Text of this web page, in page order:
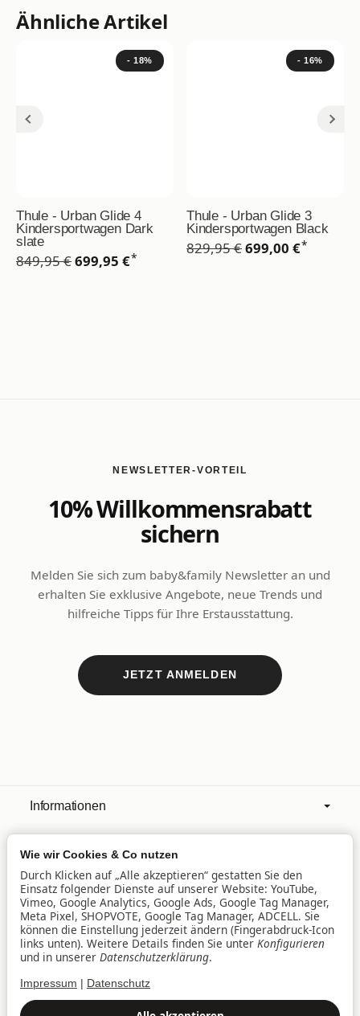
Ähnliche Artikel
- 18%
Thule - Urban Glide 4
Kindersportwagen Dark
slate
849,95 €699,95 €*
- 16%
Thule - Urban Glide 3
Kindersportwagen Black
829,95 €699,00 €*
NEWSLETTER-VORTEIL
10% Willkommensrabatt
sichern
Melden Sie sich zum baby&family Newsletter an und
erhalten Sie exklusive Angebote, neue Trends und
hilfreiche Tipps für Ihre Erstausstattung.
JETZT ANMELDEN
Informationen
Mehr über
Filialen
Lieferservice
Wie wir Cookies & Co nutzen
Durch Klicken auf „Alle akzeptieren“ gestatten Sie den
Einsatz folgender Dienste auf unserer Website: YouTube,
Vimeo, Google Analytics, Google Ads, Google Tag Manager,
Meta Pixel, SHOPVOTE, Google Tag Manager, ADCELL. Sie
können die Einstellung jederzeit ändern (Fingerabdruck-Icon
links unten). Weitere Details finden Sie unter Konfigurieren
und in unserer Datenschutzerklärung.
Impressum Datenschutz